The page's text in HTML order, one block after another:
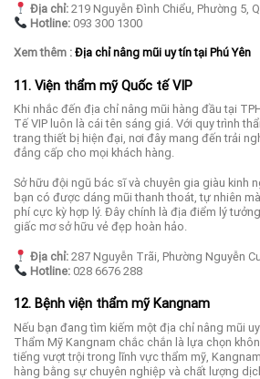
Địa chỉ:219 Nguyễn Đình Chiểu, Phường 5,
Hotline:093 300 1300
Xem thêm : Địa chỉ nâng mũi uy tín tại Phú Yên
11. Viện thẩm mỹ Quốc tế VIP
Khi nhắc đến địa chỉ nâng mũi hàng đầu tại
Tế VIP luôn là cái tên sáng giá. Với quy trình
trang thiết bị hiện đại, nơi đây mang đến trải
đẳng cấp cho mọi khách hàng.
Sở hữu đội ngũ bác sĩ và chuyên gia giàu kinh
bạn có được dáng mũi thanh thoát, tự nhiên
phí cực kỳ hợp lý. Đây chính là địa điểm lý
giấc mơ sở hữu vẻ đẹp hoàn hảo.
Địa chỉ:287 Nguyễn Trãi, Phường Nguyễn
Hotline:028 6676 288
12. Bệnh viện thẩm mỹ Kangnam
Nếu bạn đang tìm kiếm một địa chỉ nâng mũi
Thẩm Mỹ Kangnam chắc chắn là lựa chọn
tiếng vượt trội trong lĩnh vực thẩm mỹ,
hàng bằng sự chuyên nghiệp và chất lượng